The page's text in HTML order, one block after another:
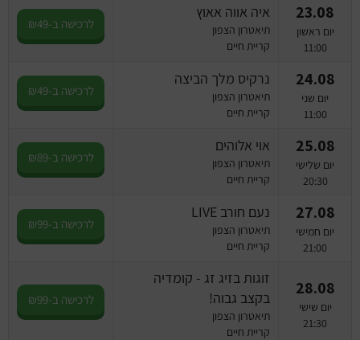
23.08
יום ראשון
11:00
איה אווה אאוץ
תיאטרון הצפון
קריית חיים
לרכישה ב-₪49
24.08
יום שני
11:00
נרקיס מלך הביצה
תיאטרון הצפון
קריית חיים
לרכישה ב-₪49
25.08
יום שלישי
20:30
אוי אלוהים
תיאטרון הצפון
קריית חיים
לרכישה ב-₪89
27.08
יום חמישי
21:00
נעם חורב LIVE
תיאטרון הצפון
קריית חיים
לרכישה ב-₪99
28.08
יום שישי
21:30
זוגות בזיג זג - קומדיה
בקצב גבוה!
תיאטרון הצפון
קריית חיים
לרכישה ב-₪99